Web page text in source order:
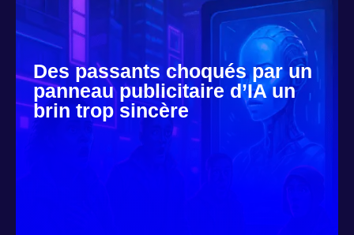
Des passants choqués par un
panneau publicitaire d’IA un
brin trop sincère